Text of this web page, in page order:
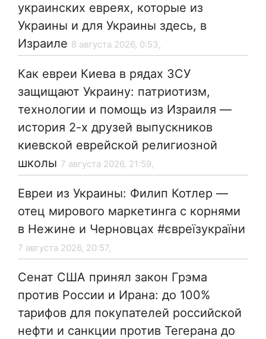
украинских евреях, которые из
Украины и для Украины здесь, в
Израиле 8 августа 2026, 0:53,
Как евреи Киева в рядах ЗСУ
защищают Украину: патриотизм,
технологии и помощь из Израиля —
история 2-х друзей выпускников
киевской еврейской религиозной
школы 7 августа 2026, 21:59,
Евреи из Украины: Филип Котлер —
отец мирового маркетинга с корнями
в Нежине и Черновцах #євреїзукраїни
7 августа 2026, 20:57,
Сенат США принял закон Грэма
против России и Ирана: до 100%
тарифов для покупателей российской
нефти и санкции против Тегерана до